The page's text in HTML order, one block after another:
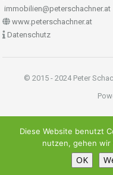
immobilien@peterschachner.at
www.peterschachner.at
Datenschutz
© 2015 - 2024 Peter
Diese Website benutzt
nutzen, gehen wir
OK